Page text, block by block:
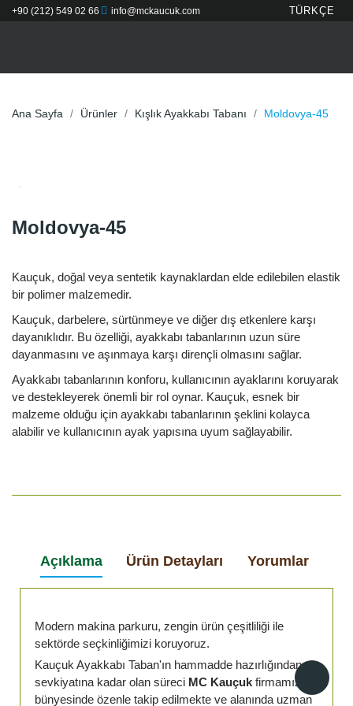
+90 (212) 549 02 66 info@mckaucuk.com TÜRKÇE
Ana Sayfa Ürünler Kışlık Ayakkabı Tabanı Moldovya-45
Moldovya-45
Kauçuk, doğal veya sentetik kaynaklardan elde edilebilen elastik
bir polimer malzemedir.
Kauçuk, darbelere, sürtünmeye ve diğer dış etkenlere karşı
dayanıklıdır. Bu özelliği, ayakkabı tabanlarının uzun süre
dayanmasını ve aşınmaya karşı dirençli olmasını sağlar.
Ayakkabı tabanlarının konforu, kullanıcının ayaklarını koruyarak
ve destekleyerek önemli bir rol oynar. Kauçuk, esnek bir
malzeme olduğu için ayakkabı tabanlarının şeklini kolayca
alabilir ve kullanıcının ayak yapısına uyum sağlayabilir.
Açıklama Ürün Detayları Yorumlar
Modern makina parkuru, zengin ürün çeşitliliği ile
sektörde seçkinliğimizi koruyoruz.
Kauçuk Ayakkabı Taban'ın hammadde hazırlığından
sevkiyatına kadar olan süreci MC Kauçukfirmamız
bünyesinde özenle takip edilmekte ve alanında uzman